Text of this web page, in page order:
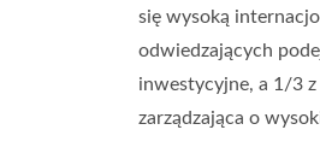
się wysoką
odwiedzających
inwestycyjne, a 1/3
zarządzająca o